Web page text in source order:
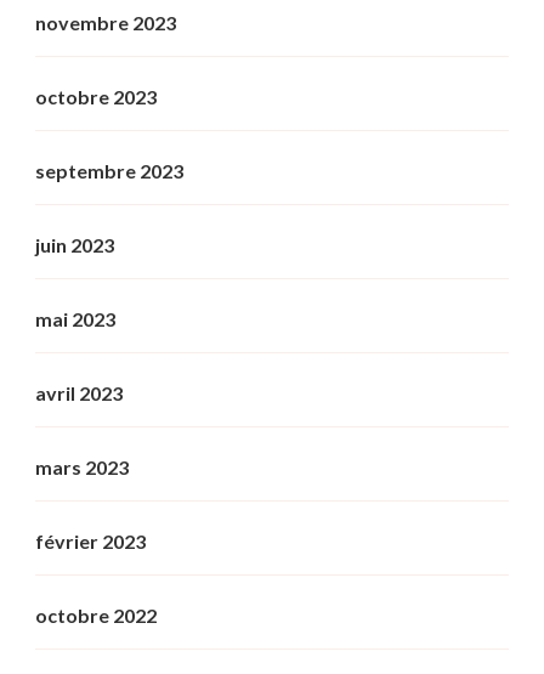
novembre 2023
octobre 2023
septembre 2023
juin 2023
mai 2023
avril 2023
mars 2023
février 2023
octobre 2022